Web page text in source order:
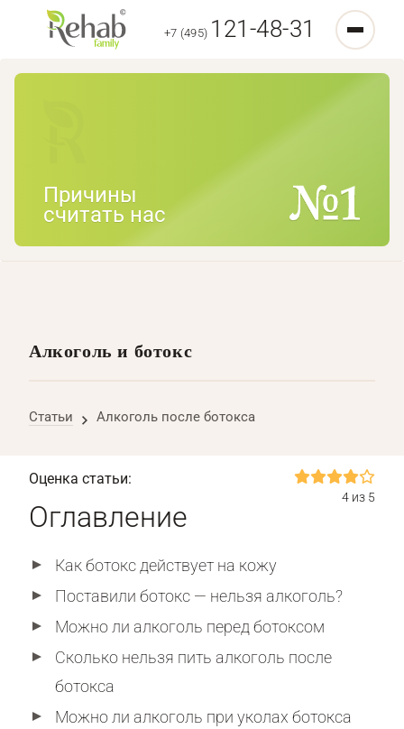
+7 (495) 121-48-31
Причины
считать нас
Алкоголь и ботокс
Статьи Алкоголь после ботокса
Оценка статьи:
4 из 5
Оглавление
Как ботокс действует на кожу
Поставили ботокс — нельзя алкоголь?
Можно ли алкоголь перед ботоксом
Сколько нельзя пить алкоголь после
ботокса
Можно ли алкоголь при уколах ботокса